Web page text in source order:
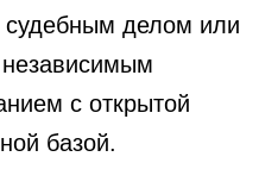
делом или
с открытой
базой.